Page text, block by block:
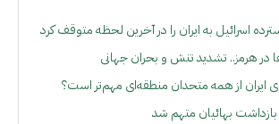
اسرائیل به ایران را در آخرین لحظه متوقف کرد
هرمز.. تشدید تنش و بحران جهانی
ایران از همه متحدان منطقه‌ای مهم‌تر است؟
بازداشت بهائیان متهم شد